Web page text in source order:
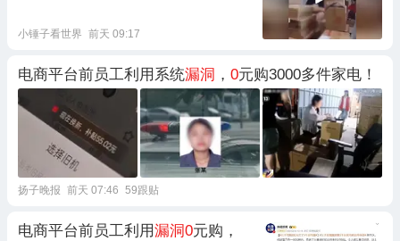
小锤子看世界 前天 09:17
电商平台前员工利用系统漏洞 ， 0元购3000多件家电！
扬子晚报 前天 07:46 59跟贴
电商平台前员工利用漏洞0元购，